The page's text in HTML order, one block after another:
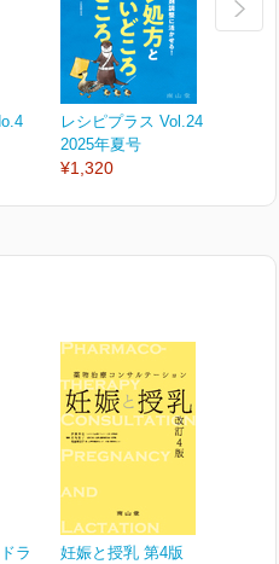
レシピプラス Vol.24 No.3
2025年夏号
¥1,320
ラ
妊娠と授乳 第4版